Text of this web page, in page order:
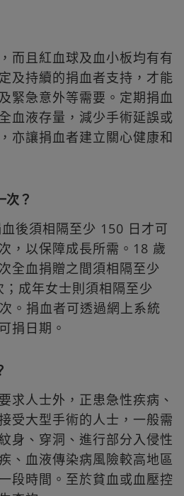
而且紅血球及血小板均有有
及持續的捐血者支持，才能
緊急意外等需要。定期捐血
血液存量，減少手術延誤或
亦讓捐血者建立關心健康和
次？
後須相隔至少 150 日才可
，以保障成長所需。18 歲
全血捐贈之間須相隔至少
成年女士則須相隔至少
。捐血者可透過網上系統
捐日期。
求人士外，正患急性疾病、
受大型手術的人士，一般需
身、穿洞、進行部分入侵性
、血液傳染病風險較高地區
段時間。至於貧血或血壓控